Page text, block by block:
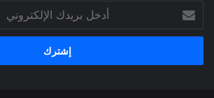
بريدك
الإلكتروني